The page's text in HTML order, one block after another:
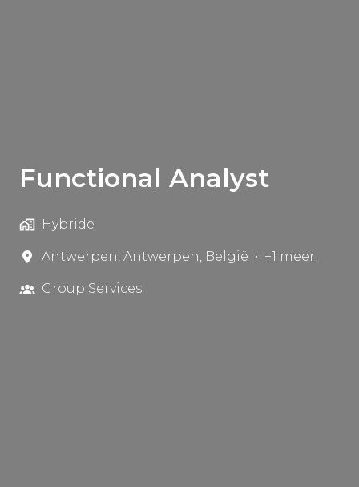
Functional Analyst
Hybride
Antwerpen, Antwerpen, België • +1 meer
Group Services